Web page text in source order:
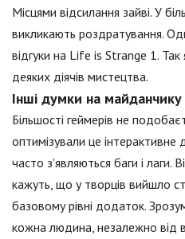
Місцями відсилання зайві. У
викликають роздратування.
відгуки на Life is Strange 1.
деяких діячів мистецтва.
Інші думки на
Більшості геймерів не
оптимізували це
часто з'являються баги і лаги.
кажуть, що у творців вийшло
базовому рівні додаток.
кожна людина, незалежно від